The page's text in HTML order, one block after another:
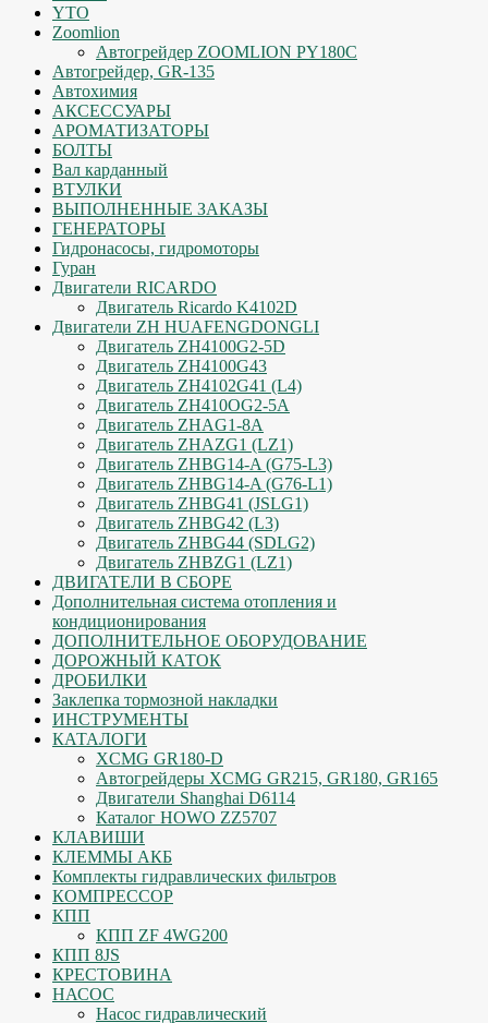
YTO
Zoomlion
Автогрейдер ZOOMLION PY180C
Автогрейдер, GR-135
Автохимия
АКСЕССУАРЫ
АРОМАТИЗАТОРЫ
БОЛТЫ
Вал карданный
ВТУЛКИ
ВЫПОЛНЕННЫЕ ЗАКАЗЫ
ГЕНЕРАТОРЫ
Гидронасосы, гидромоторы
Гуран
Двигатели RICARDO
Двигатель Ricardo K4102D
Двигатели ZH HUAFENGDONGLI
Двигатель ZH4100G2-5D
Двигатель ZH4100G43
Двигатель ZH4102G41 (L4)
Двигатель ZH410OG2-5A
Двигатель ZHAG1-8A
Двигатель ZHAZG1 (LZ1)
Двигатель ZHBG14-A (G75-L3)
Двигатель ZHBG14-A (G76-L1)
Двигатель ZHBG41 (JSLG1)
Двигатель ZHBG42 (L3)
Двигатель ZHBG44 (SDLG2)
Двигатель ZHBZG1 (LZ1)
ДВИГАТЕЛИ В СБОРЕ
Дополнительная система отопления и
кондиционирования
ДОПОЛНИТЕЛЬНОЕ ОБОРУДОВАНИЕ
ДОРОЖНЫЙ КАТОК
ДРОБИЛКИ
Заклепка тормозной накладки
ИНСТРУМЕНТЫ
КАТАЛОГИ
XCMG GR180-D
Автогрейдеры XCMG GR215, GR180, GR165
Двигатели Shanghai D6114
Каталог HOWO ZZ5707
КЛАВИШИ
КЛЕММЫ АКБ
Комплекты гидравлических фильтров
КОМПРЕССОР
КПП
КПП ZF 4WG200
КПП 8JS
КРЕСТОВИНА
НАСОС
Насос гидравлический